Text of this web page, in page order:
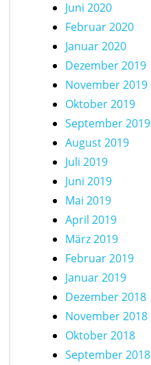
Juni 2020
Februar 2020
Januar 2020
Dezember 2019
November 2019
Oktober 2019
September 2019
August 2019
Juli 2019
Juni 2019
Mai 2019
April 2019
März 2019
Februar 2019
Januar 2019
Dezember 2018
November 2018
Oktober 2018
September 2018